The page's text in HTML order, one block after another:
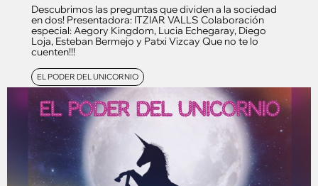
Descubrimos las preguntas que dividen a la sociedad
en dos! Presentadora: ITZIAR VALLS Colaboración
especial: Aegory Kingdom, Lucia Echegaray, Diego
Loja, Esteban Bermejo y Patxi Vizcay Que no te lo
cuenten!!!
EL PODER DEL UNICORNIO